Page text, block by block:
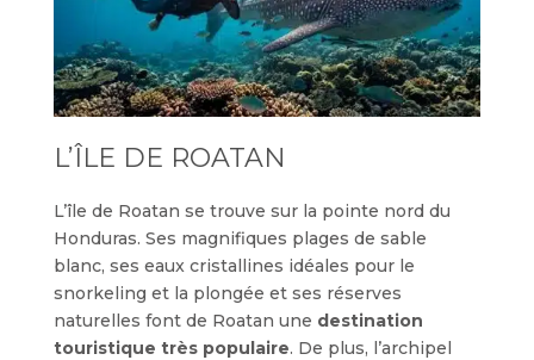
L’ÎLE DE ROATAN
L’île de Roatan se trouve sur la pointe nord du
Honduras. Ses magnifiques plages de sable
blanc, ses eaux cristallines idéales pour le
snorkeling et la plongée et ses réserves
naturelles font de Roatan une destination
touristique très populaire. De plus, l’archipel